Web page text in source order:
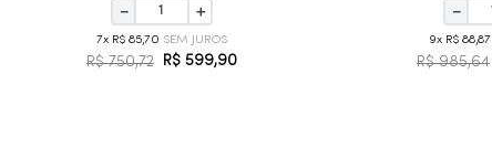
＋
－
7 R$ 85,70
R$ 750,72 R$ 599,90
－
9 R$ 88,87
R$ 985,64